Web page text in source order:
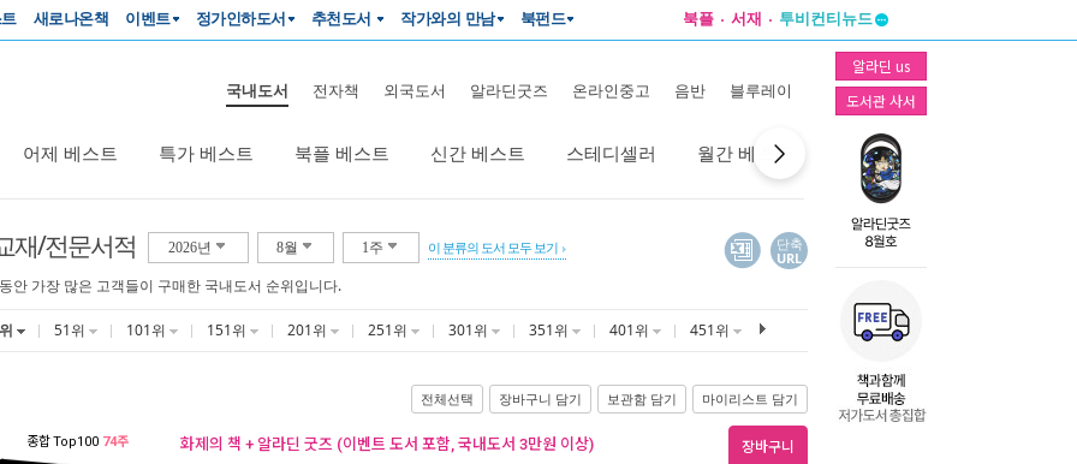
새로나온책 이벤트 정가인하도서 추천도서 작가와의 만남 북펀드 북플 서재
투비컨티뉴드
창작플랫폼
투비컨티뉴드
알라딘 us
도서관 사서
국내도서 전자책 외국도서 알라딘굿즈 온라인중고 음반 블루레이
어제 베스트 특가 베스트 북플 베스트 신간 베스트 스테디셀러 월간 베스트 역대 베스트
재/전문서적 2026년 8월 1주 이 분류의 도서 모두 보기
단축
URL
안 가장 많은 고객들이 구매한 국내도서 순위입니다.
51위 101위 151위 201위 251위 301위 351위 401위 451위
전체선택 장바구니 담기 보관함 담기 마이리스트 담기
종합Top100 74주 화제의 책 + 알라딘 굿즈 (이벤트 도서 포함, 국내도서 3만원 이상) 장바구니